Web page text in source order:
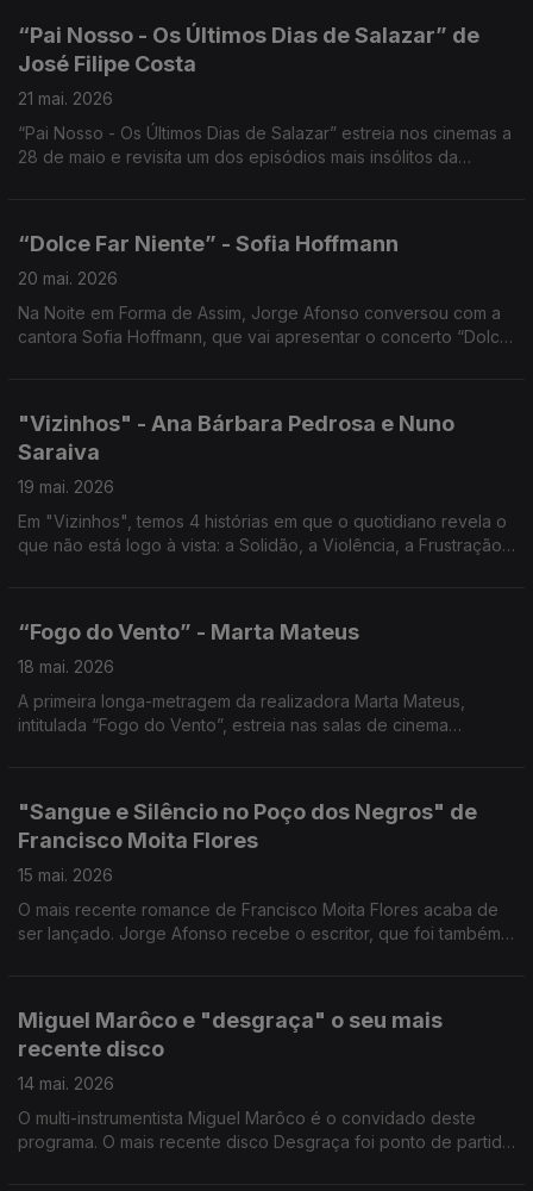
“Pai Nosso - Os Últimos Dias de Salazar” de
José Filipe Costa
21 mai. 2026
“Pai Nosso - Os Últimos Dias de Salazar” estreia nos cinemas a
28 de maio e revisita um dos episódios mais insólitos da
“Dolce Far Niente” - Sofia Hoffmann
20 mai. 2026
Na Noite em Forma de Assim, Jorge Afonso conversou com a
cantora Sofia Hoffmann, que vai apresentar o concerto “Dolce
"Vizinhos" - Ana Bárbara Pedrosa e Nuno
Saraiva
19 mai. 2026
Em "Vizinhos", temos 4 histórias em que o quotidiano revela o
que não está logo à vista: a Solidão, a Violência, a Frustração,
“Fogo do Vento” - Marta Mateus
18 mai. 2026
A primeira longa-metragem da realizadora Marta Mateus,
intitulada “Fogo do Vento”, estreia nas salas de cinema
"Sangue e Silêncio no Poço dos Negros" de
Francisco Moita Flores
15 mai. 2026
O mais recente romance de Francisco Moita Flores acaba de
ser lançado. Jorge Afonso recebe o escritor, que foi também
Miguel Marôco e "desgraça" o seu mais
recente disco
14 mai. 2026
O multi-instrumentista Miguel Marôco é o convidado deste
programa. O mais recente disco Desgraça foi ponto de partida